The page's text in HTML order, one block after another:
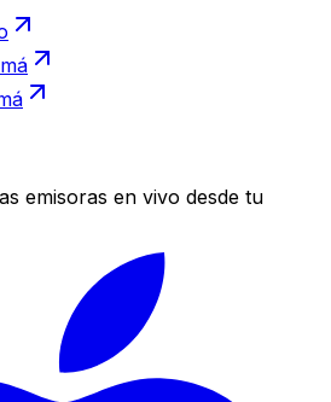
emisoras en vivo desde tu